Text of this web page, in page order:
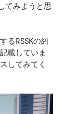
てみようと思
るRSSKの紹
載していま
してみてく